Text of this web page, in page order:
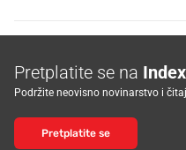
Pretplatite se na
Podržite neovisno novinarstvo i
Pretplatite se